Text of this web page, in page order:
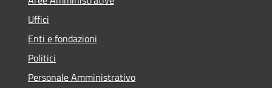
Uffici
Enti e fondazioni
Politici
Personale Amministrativo